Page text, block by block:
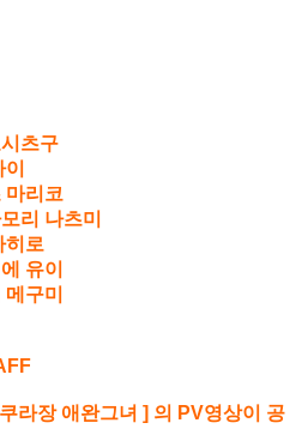
츠구
마리코
리 나츠미
히로
유이
구미
라장 애완그녀 ] 의 PV영상이 공